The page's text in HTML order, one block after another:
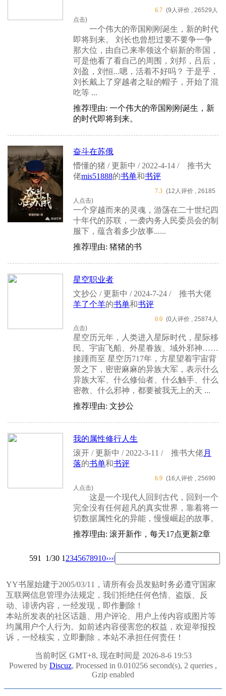
6.7 (9人评价 , 26529人
点击)
一个伟大的帝国刚刚诞生，新的时代
即将到来。 刘长也曾想过要不要争一争
那大位，由自己来率领这个崭新的帝国，
可是他看了看自己的周围，刘邦，吕后，
刘盈，刘恒...嗯，活着不好吗？ 于是乎，
刘长戴上了穿越者之耻的帽子，开始了混
吃等 ...
推荐理由: 一个伟大的帝国刚刚诞生，新
的时代即将到来。
奋斗在苏俄
懵懂的猪 / 更新中 / 2022-4-14 /
推书大
佬mis51888的书单和书评
7.3 (12人评价 , 26185
人点击)
一个穿越而来的灵魂，游荡在二十世纪四
十年代的苏联，一袭内务人民委员会的制
服下，蕴含着多少故事......
推荐理由: 猪猪的书
星空职业者
文抄公 / 更新中 / 2024-7-24 /
推书大佬
羊了个羊的书单和书评
0.0 (0人评价 , 25874人
点击)
星空历元年，人类进入星际时代，星际移
民、宇宙飞船、外星眷族、域外邪神……
接踵而至 星空历717年，方星望着宇宙背
景之下，密密麻麻的异族大军，表示什么
异族大军、什么修仙者、什么触手、什么
密教、什么邪神，都要被我无上的天 ...
推荐理由: 文抄公
我的属性修行人生
滚开 / 更新中 / 2022-3-11 /
推书大佬月
落的书单和书评
6.9 (16人评价 , 25690
人点击)
这是一个现代人回到古代，回到一个
完全没有任何超凡的真实世界，靠着将一
切数据属性化的异能，慢慢崛起的故事。
推荐理由: 滚开新作，每天17点更新2章
591 1/30 1 2345678910›››|
YY书屋始建于2005/03/11，请所有会员发贴时务必遵守国家
互联网信息管理办法规定，我们拒绝任何色情、盗版、反
动、诽谤内容，一经发现，即作删除！
本站所发表的社区话题、用户评论、用户上传内容或图片等
均属用户个人行为。如前述内容侵害您的权益，欢迎举报投
诉，一经核实，立即删除，本站不承担任何责任！
当前时区 GMT+8, 现在时间是 2026-8-6 19:53
Powered by Discuz, Processed in 0.010256 second(s), 2 queries ,
Gzip enabled